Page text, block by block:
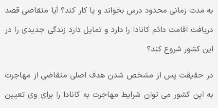
به مدت زمانی محدود درس بخواند و یا کار کند؟ آیا متقاضی قصد
دریافت اقامت دائم کانادا را دارد و تمایل دارد زندگی جدیدی را در
این کشور شروع کند؟
در حقیقت پس از مشخص شدن هدف اصلی متقاضی از مهاجرت
به این کشور می توان شرایط مهاجرت به کانادا را برای وی تعیین